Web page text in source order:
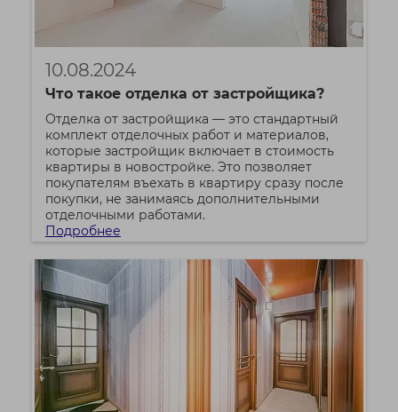
10.08.2024
Что такое отделка от застройщика?
Отделка от застройщика — это стандартный
комплект отделочных работ и материалов,
которые застройщик включает в стоимость
квартиры в новостройке. Это позволяет
покупателям въехать в квартиру сразу после
покупки, не занимаясь дополнительными
отделочными работами.
Подробнее